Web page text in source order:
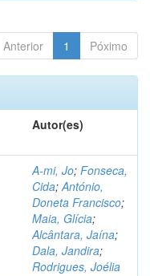
Anterior 1 Póximo
Autor(es)
A-mi, Jo; Fonseca,
Cida;António,
Doneta Francisco;
Maia, Glícia;
Alcântara, Jaína;
Dala, Jandira;
Rodrigues, Joélia